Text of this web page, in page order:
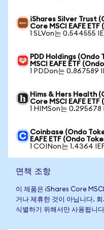
iShares Silver Trust
Core MSCI EAFE
1 SLVon는 0.544555
PDD Holdings (Ondo
MSCI EAFE ETF
1 PDDon는 0.867589
Hims & Hers Health
Core MSCI EAFE
1 HIMSon는 0.295678
Coinbase (Ondo
EAFE ETF (Ondo
1 COINon는 1.4364
면책 조항
이 제품은 iShares Core
거나 제휴한 것이 아닙니다.
식별하기 위해서만 사용됩니